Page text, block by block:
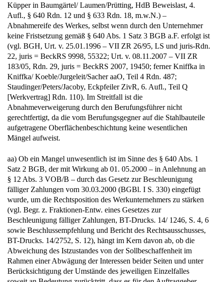
Küpper in Baumgärtel/ Laumen/Prütting, HdB Beweislast, 4.
Aufl., § 640 Rdn. 12 und § 633 Rdn. 18, m.w.N.) –
Abnahmereife des Werkes, selbst wenn durch den Unternehmer
keine Fristsetzung gemäß § 640 Abs. 1 Satz 3 BGB a.F. erfolgt ist
(vgl. BGH, Urt. v. 25.01.1996 – VII ZR 26/95, LS und juris-Rdn.
22, juris = BeckRS 9998, 55322; Urt. v. 08.11.2007 – VII ZR
183/05, Rdn. 29, juris = BeckRS 2007, 19450; ferner Kniffka in
Kniffka/ Koeble/Jurgeleit/Sacher aaO, Teil 4 Rdn. 487;
Staudinger/Peters/Jacoby, Eckpfeiler ZivR, 6. Aufl., Teil Q
[Werkvertrag] Rdn. 110). Im Streitfall ist die
Abnahmeverweigerung durch den Berufungsführer nicht
gerechtfertigt, da die vom Berufungsgegner auf die Stahlbauteile
aufgetragene Oberflächenbeschichtung keine wesentlichen
Mängel aufweist.
aa) Ob ein Mangel unwesentlich ist im Sinne des § 640 Abs. 1
Satz 2 BGB, der mit Wirkung ab 01. 05.2000 – in Anlehnung an
§ 12 Abs. 3 VOB/B – durch das Gesetz zur Beschleunigung
fälliger Zahlungen vom 30.03.2000 (BGBl. I S. 330) eingefügt
wurde, um die Rechtsposition des Werkunternehmers zu stärken
(vgl. Begr. z. Fraktionen-Entw. eines Gesetzes zur
Beschleunigung fälliger Zahlungen, BT-Drucks. 14/ 1246, S. 4, 6
sowie Beschlussempfehlung und Bericht des Rechtsausschusses,
BT-Drucks. 14/2752, S. 12), hängt im Kern davon ab, ob die
Abweichung des Istzustandes von der Sollbeschaffenheit im
Rahmen einer Abwägung der Interessen beider Seiten und unter
Berücksichtigung der Umstände des jeweiligen Einzelfalles